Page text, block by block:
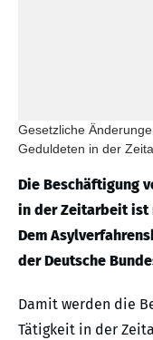
Gesetzliche
Geduldeten in der
Die Beschäftigung
in der Zeitarbeit ist
Dem
der Deutsche
Damit werden die
Tätigkeit in der